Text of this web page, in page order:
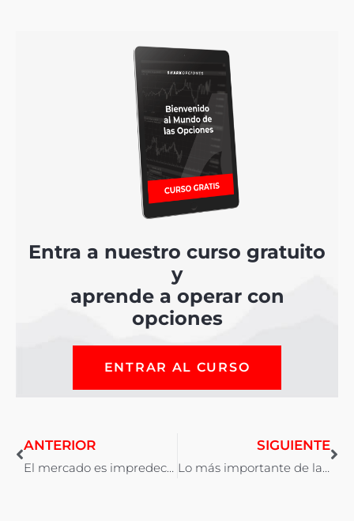
Entra a nuestro curso gratuito
y
aprende a operar con
opciones
ENTRAR AL CURSO
ANTERIOR
El mercado es impredecible y por eso me gusta
SIGUIENTE
Lo más importante de la operativa con opciones